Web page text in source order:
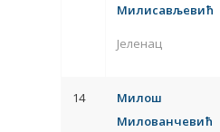
Милисављевић
Јеленац
14
Милош
Милованчевић